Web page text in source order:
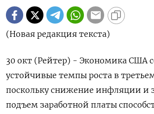
(Новая редакция текста)
30 окт (Рейтер) - Экономика США
устойчивые темпы роста в
поскольку снижение инфляции и
подъем заработной платы